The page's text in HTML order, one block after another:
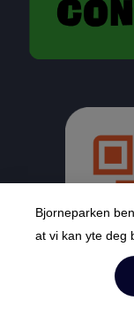
Bjorneparken
at vi kan yte deg